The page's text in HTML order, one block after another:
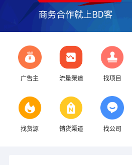
广告主 流量渠道 找项目
找货源 销货渠道 找公司